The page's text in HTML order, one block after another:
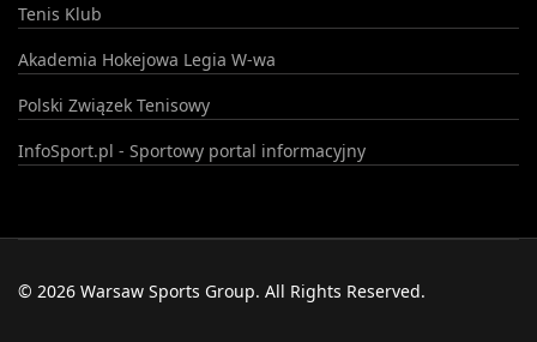
Tenis Klub
Akademia Hokejowa Legia W-wa
Polski Związek Tenisowy
InfoSport.pl - Sportowy portal informacyjny
© 2026 Warsaw Sports Group. All Rights Reserved.